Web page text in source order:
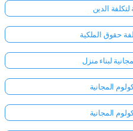
الدين
حقوق الملكية
لبناء منزل
المجانية
المجانية